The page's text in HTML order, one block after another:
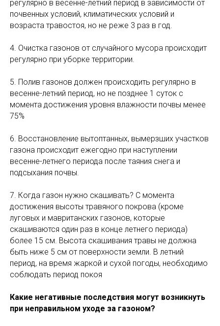
регулярно в весенне-летний период в зависимости от
почвенных условий, климатических условий и
возраста травостоя, но не реже 3 раз в год.
4. Очистка газонов от случайного мусора происходит
регулярно при уборке территории.
5. Полив газонов должен происходить регулярно в
весенне-летний период, но не позднее 1 суток с
момента достижения уровня влажности почвы менее
75%
6. Восстановление вытоптанных, вымерзших участков
газона происходит ежегодно при наступлении
весенне-летнего периода после таяния снега и
подсыхания почвы.
7. Когда газон нужно скашивать? С момента
достижения высоты травяного покрова (кроме
луговых и мавританских газонов, которые
скашиваются один раз в конце летнего периода)
более 15 см. Высота скашивания травы не должна
быть ниже 5 см от поверхности земли. В летний
период, на время жаркой и сухой погоды, необходимо
соблюдать период покоя
Какие негативные последствия могут возникнуть
при неправильном уходе за газоном?